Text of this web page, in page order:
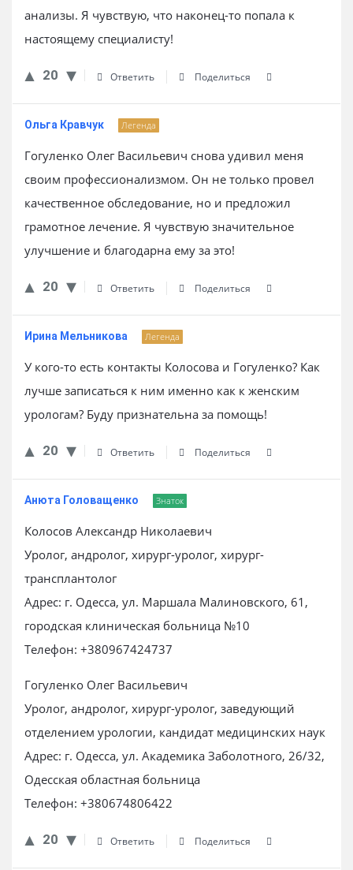
анализы. Я чувствую, что наконец-то попала к
настоящему специалисту!
20 Ответить Поделиться
Ольга Кравчук Легенда
Гогуленко Олег Васильевич снова удивил меня
своим профессионализмом. Он не только провел
качественное обследование, но и предложил
грамотное лечение. Я чувствую значительное
улучшение и благодарна ему за это!
20 Ответить Поделиться
Ирина Мельникова Легенда
У кого-то есть контакты Колосова и Гогуленко? Как
лучше записаться к ним именно как к женским
урологам? Буду признательна за помощь!
20 Ответить Поделиться
Анюта Головащенко Знаток
Колосов Александр Николаевич
Уролог, андролог, хирург-уролог, хирург-
трансплантолог
Адрес: г. Одесса, ул. Маршала Малиновского, 61,
городская клиническая больница №10
Телефон: +380967424737
Гогуленко Олег Васильевич
Уролог, андролог, хирург-уролог, заведующий
отделением урологии, кандидат медицинских наук
Адрес: г. Одесса, ул. Академика Заболотного, 26/32,
Одесская областная больница
Телефон: +380674806422
20 Ответить Поделиться